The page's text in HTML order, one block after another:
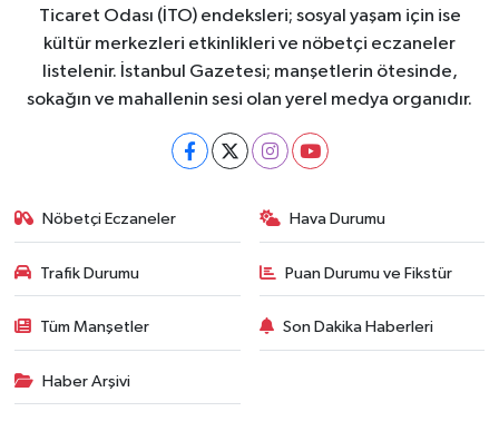
Ticaret Odası (İTO) endeksleri; sosyal yaşam için ise
kültür merkezleri etkinlikleri ve nöbetçi eczaneler
listelenir. İstanbul Gazetesi; manşetlerin ötesinde,
sokağın ve mahallenin sesi olan yerel medya organıdır.
Nöbetçi Eczaneler Hava Durumu
Trafik Durumu Puan Durumu ve Fikstür
Tüm Manşetler Son Dakika Haberleri
Haber Arşivi